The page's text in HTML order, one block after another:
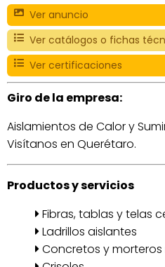
Ver anuncio
Ver catálogos o fichas
Ver certificaciones
Giro de la empresa:
Aislamientos de Calor y
Visítanos en Querétaro.
Productos y servicios
Fibras, tablas y telas
Ladrillos aislantes
Concretos y